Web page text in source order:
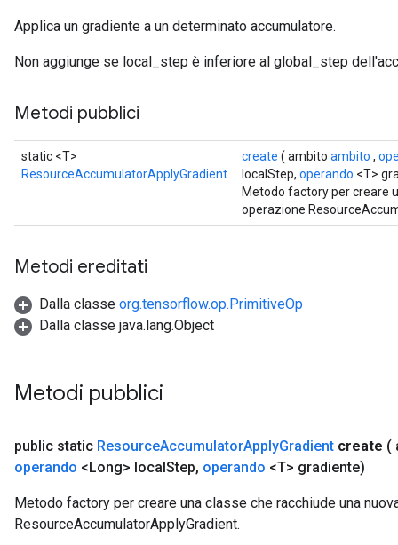
Applica un gradiente a un determinato accumulatore.
Non aggiunge se local_step è inferiore al global_step
Metodi pubblici
static <T>
ResourceAccumulatorApplyGradient
create ( ambito ambito ,
localStep, operando <T>
Metodo factory per creare
operazione
Metodi ereditati
Dalla classe org.tensorflow.op.PrimitiveOp
Dalla classe java.lang.Object
Metodi pubblici
public static ResourceAccumulatorApplyGradient create (
operando <Long> localStep, operando <T> gradiente)
Metodo factory per creare una classe che racchiude una
ResourceAccumulatorApplyGradient.